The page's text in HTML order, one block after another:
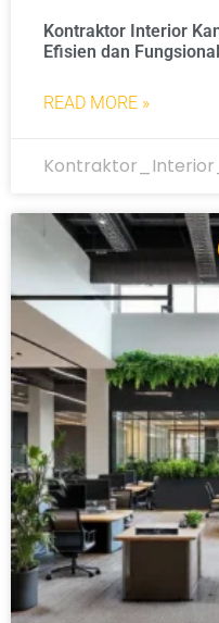
Kontraktor Interior
Efisien dan
READ MORE »